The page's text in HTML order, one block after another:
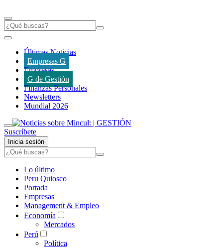
Últimas Noticias
Empresas G
Empresas
G de Gestión
Finanzas Personales
Newsletters
Mundial 2026
Suscríbete
Inicia sesión
Lo último
Peru Quiosco
Portada
Empresas
Management & Empleo
Economía
Mercados
Perú
Política